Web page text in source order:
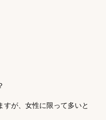
すが、女性に限って多いと